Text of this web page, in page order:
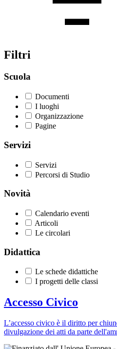
Filtri
Scuola
Documenti
I luoghi
Organizzazione
Pagine
Servizi
Servizi
Percorsi di Studio
Novità
Calendario eventi
Articoli
Le circolari
Didattica
Le schede didattiche
I progetti delle classi
Accesso Civico
L’accesso civico è il diritto per
divulgazione dei atti da parte